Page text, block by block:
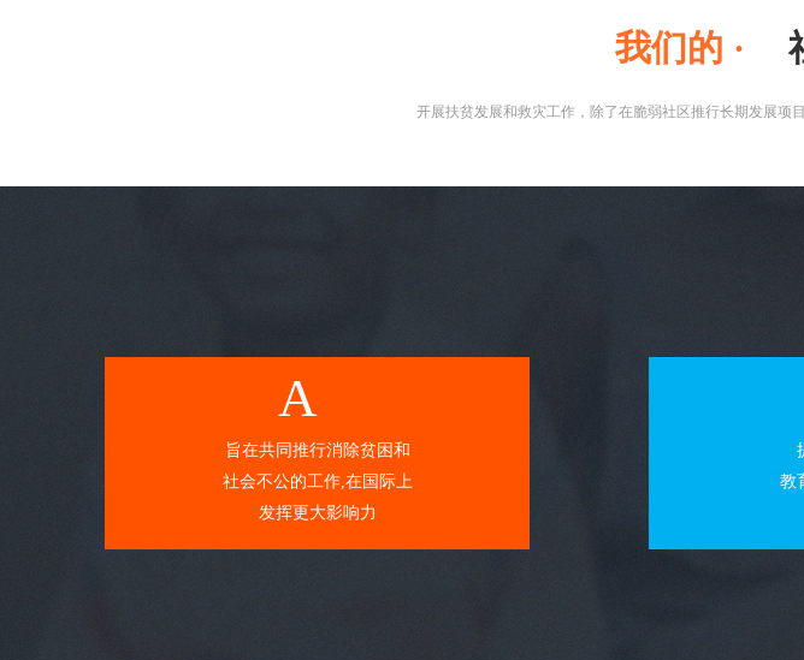
我们的 ·
开展扶贫发展和救灾工作，除了在脆弱社区推行长期发展项
A
旨在共同推行消除贫困和
社会不公的工作,在国际上
发挥更大影响力
教